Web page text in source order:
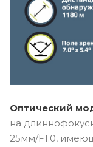
Оптический
на
25мм/F1.0,